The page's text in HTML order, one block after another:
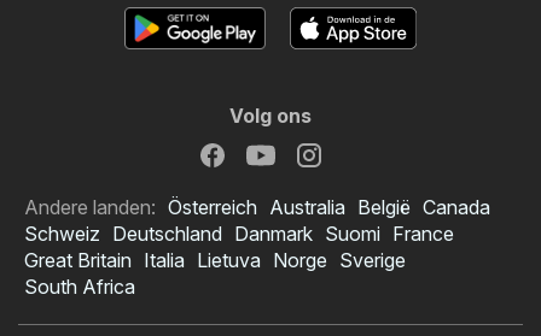
Volg ons
Andere landen: Österreich Australia België Canada
Schweiz Deutschland Danmark Suomi France
Great Britain Italia Lietuva Norge Sverige
South Africa